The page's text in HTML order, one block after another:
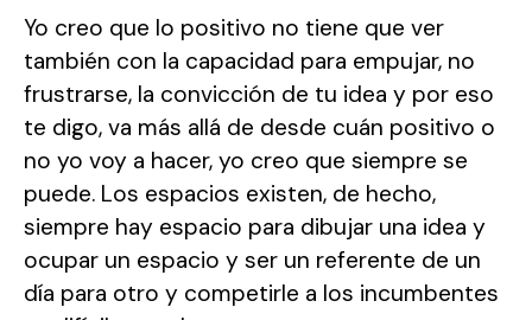
Yo creo que lo positivo no tiene que ver
también con la capacidad para empujar, no
frustrarse, la convicción de tu idea y por eso
te digo, va más allá de desde cuán positivo o
no yo voy a hacer, yo creo que siempre se
puede. Los espacios existen, de hecho,
siempre hay espacio para dibujar una idea y
ocupar un espacio y ser un referente de un
día para otro y competirle a los incumbentes